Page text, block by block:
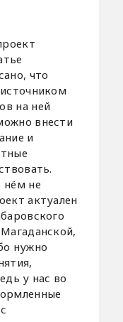
что
на ней
внести
и
нём не
актуален
нужно
у нас во